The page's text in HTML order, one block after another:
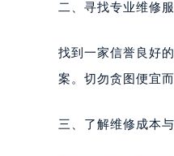
二、寻找专业维修
找到一家信誉良好
案。切勿贪图便宜
三、了解维修成本